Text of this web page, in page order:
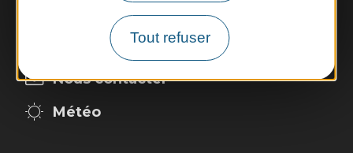
Tout refuser
Vendredi : 9h - 12h et 13h30 - 17h30
Nous contacter
Météo